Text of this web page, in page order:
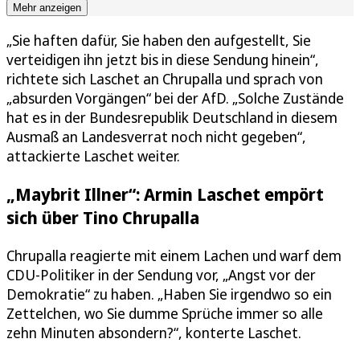
Mehr anzeigen
„Sie haften dafür, Sie haben den aufgestellt, Sie
verteidigen ihn jetzt bis in diese Sendung hinein“,
richtete sich Laschet an Chrupalla und sprach von
„absurden Vorgängen“ bei der AfD. „Solche Zustände
hat es in der Bundesrepublik Deutschland in diesem
Ausmaß an Landesverrat noch nicht gegeben“,
attackierte Laschet weiter.
„Maybrit Illner“: Armin Laschet empört
sich über Tino Chrupalla
Chrupalla reagierte mit einem Lachen und warf dem
CDU-Politiker in der Sendung vor, „Angst vor der
Demokratie“ zu haben. „Haben Sie irgendwo so ein
Zettelchen, wo Sie dumme Sprüche immer so alle
zehn Minuten absondern?“, konterte Laschet.